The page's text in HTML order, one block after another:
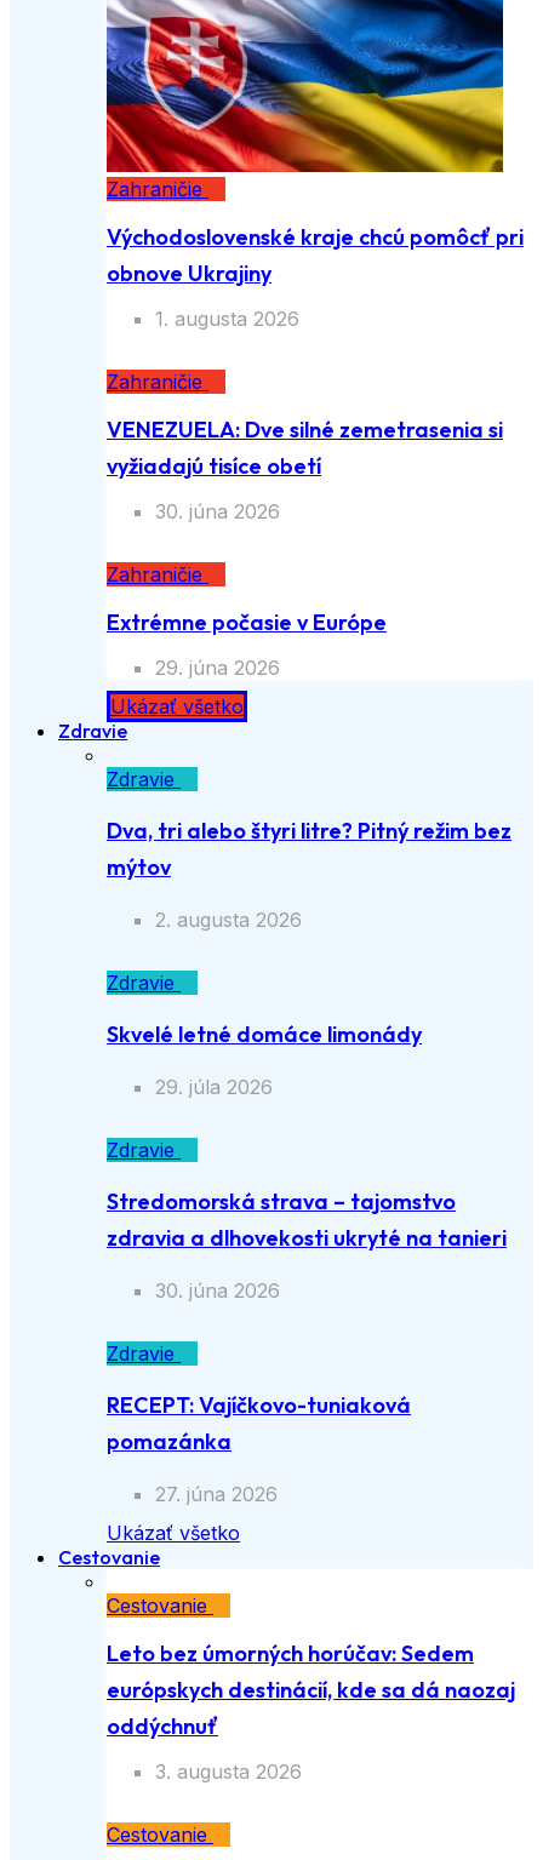
Zahraničie
Východoslovenské kraje chcú pomôcť pri
obnove Ukrajiny
1. augusta 2026
Zahraničie
VENEZUELA: Dve silné zemetrasenia si
vyžiadajú tisíce obetí
30. júna 2026
Zahraničie
Extrémne počasie v Európe
29. júna 2026
Ukázať všetko
Zdravie
Zdravie
Dva, tri alebo štyri litre? Pitný režim bez
mýtov
2. augusta 2026
Zdravie
Skvelé letné domáce limonády
29. júla 2026
Zdravie
Stredomorská strava – tajomstvo
zdravia a dlhovekosti ukryté na tanieri
30. júna 2026
Zdravie
RECEPT: Vajíčkovo-tuniaková
pomazánka
27. júna 2026
Ukázať všetko
Cestovanie
Cestovanie
Leto bez úmorných horúčav: Sedem
európskych destinácií, kde sa dá naozaj
oddýchnuť
3. augusta 2026
Cestovanie